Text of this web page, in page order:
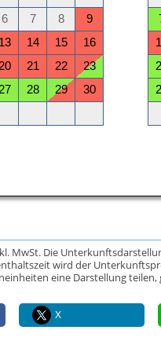
MwSt. Die
wird der
eine Darstellung
X